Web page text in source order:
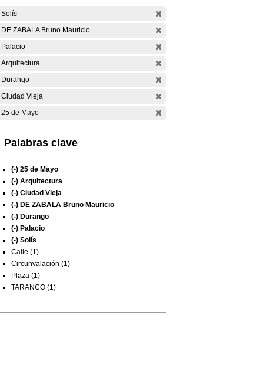
Solís
DE ZABALA Bruno Mauricio
Palacio
Arquitectura
Durango
Ciudad Vieja
25 de Mayo
Palabras clave
(-) 25 de Mayo
(-) Arquitectura
(-) Ciudad Vieja
(-) DE ZABALA Bruno Mauricio
(-) Durango
(-) Palacio
(-) Solís
Calle (1)
Circunvalación (1)
Plaza (1)
TARANCO (1)